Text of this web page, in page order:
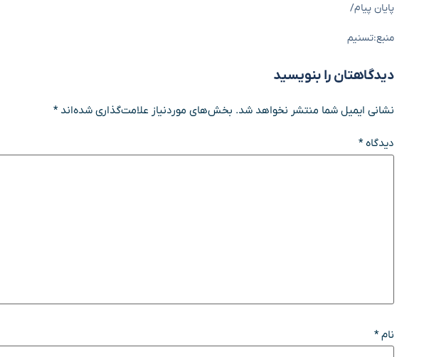
پایان پیام/
منبع:تسنیم
دیدگاهتان را بنویسید
نشانی ایمیل شما منتشر نخواهد شد. بخش‌های موردنیاز علامت‌گذاری شده‌اند*
دیدگاه*
نام*